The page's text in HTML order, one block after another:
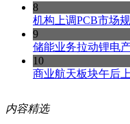
8
机构上调PCB市场
9
储能业务拉动锂电
10
商业航天板块午后
内容精选